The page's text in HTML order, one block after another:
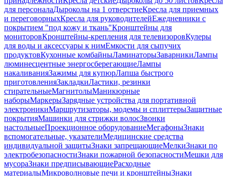
для персоналаДыроколы на 1 отверстиеКресла для приемных
и переговорныхКресла для руководителейЕжедневники с
покрытием "под кожу и ткань"Кронштейны для
мониторовКронштейны-крепления для телевизоровКулеры
для воды и аксессуары к нимЕмкости для сыпучих
продуктовКухонные комбайныЛаминаторыЗаварникиЛампы
люминесцентные энергосберегающиеЛампы
накаливанияЗажимы для купюрЛапша быстрого
приготовленияЗакладкиЛастики, резинки
стирательныеМагнитолыМаникюрные
наборыМаркерыЗарядные устройства для портативной
электроникиМаршрутизаторы, модемы и сплиттерыЗащитные
покрытияМашинки для стрижки волосЗвонки
настольныеПроекционное оборудованиеМегафоныЗнаки
вспомогательные, указателиМедицинские средства
индивидуальной защитыЗнаки запрещающиеМелкиЗнаки по
электробезопасностиЗнаки пожарной безопасностиМешки для
мусораЗнаки предписывающиеРасходные
материалыМикроволновые печи и кронштейныЗнаки